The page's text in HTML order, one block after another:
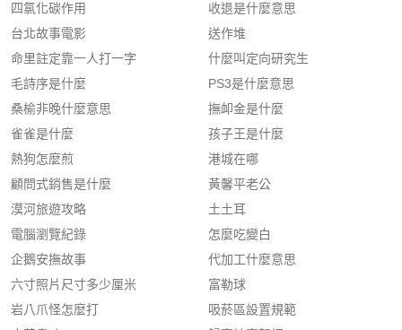
四氯化碳作用
台北故事電影
命里註定靠一人打一字
毛詩序是什麼
桑榆非晚什麼意思
雀雀是什麼
熱狗怎麼煎
顧問式銷售是什麼
漠河旅遊攻略
電腦瀏覽紀錄
企鵝安撫故事
六寸照片尺寸多少厘米
岩八爪怪怎麼打
收退是什麼意思
送作堆
什麼叫定向研究生
PS3是什麼意思
撫卹金是什麼
孩子王是什麼
港城在哪
黃馨平老公
土土耳
怎麼吃變白
代加工什麼意思
富勒球
吸菸區設置規範